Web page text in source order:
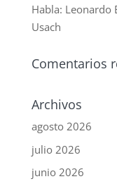
Habla: Leonardo
Usach
Comentarios
Archivos
agosto 2026
julio 2026
junio 2026